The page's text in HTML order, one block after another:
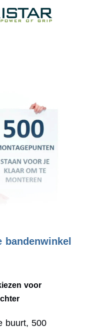
bandenwinkel
voor
buurt, 500